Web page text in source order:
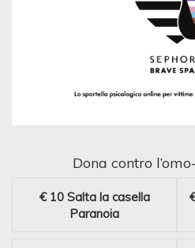
Dona contro
€ 10 Salta la casella
Paranoia